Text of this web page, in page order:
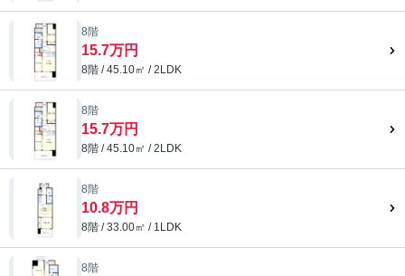
8階
15.7万円
8階 / 45.10㎡ / 2LDK
8階
15.7万円
8階 / 45.10㎡ / 2LDK
8階
10.8万円
8階 / 33.00㎡ / 1LDK
8階